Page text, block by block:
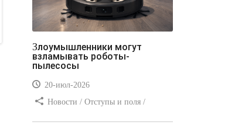
Злоумышленники могут
взламывать роботы-
пылесосы
20-июл-2026
Новости / Отступы и поля /